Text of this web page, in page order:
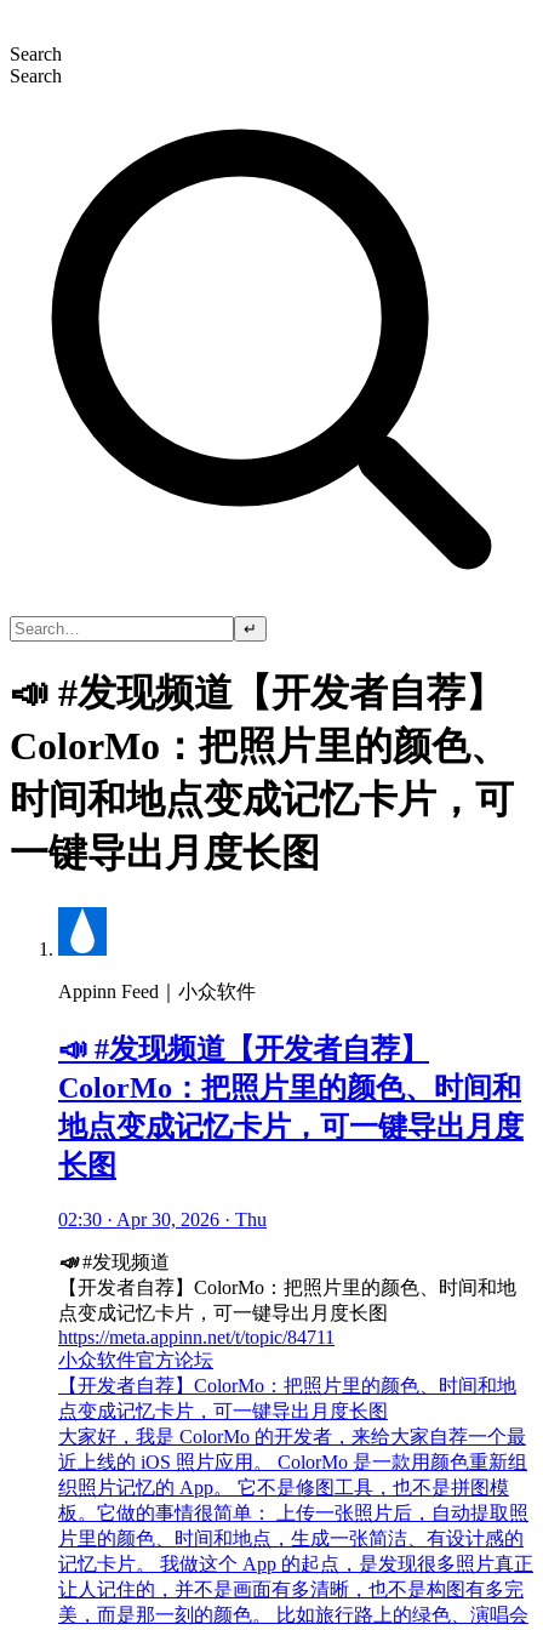
Search
Search
↵
📣 #发现频道【开发者自荐】
ColorMo：把照片里的颜色、
时间和地点变成记忆卡片，可
一键导出月度长图
Appinn Feed｜小众软件
📣 #发现频道【开发者自荐】
ColorMo：把照片里的颜色、时间和
地点变成记忆卡片，可一键导出月度
长图
02:30 · Apr 30, 2026 · Thu
📣#发现频道
【开发者自荐】ColorMo：把照片里的颜色、时间和地
点变成记忆卡片，可一键导出月度长图
https://meta.appinn.net/t/topic/84711
小众软件官方论坛
【开发者自荐】ColorMo：把照片里的颜色、时间和地
点变成记忆卡片，可一键导出月度长图
大家好，我是 ColorMo 的开发者，来给大家自荐一个最
近上线的 iOS 照片应用。 ColorMo 是一款用颜色重新组
织照片记忆的 App。 它不是修图工具，也不是拼图模
板。它做的事情很简单： 上传一张照片后，自动提取照
片里的颜色、时间和地点，生成一张简洁、有设计感的
记忆卡片。 我做这个 App 的起点，是发现很多照片真正
让人记住的，并不是画面有多清晰，也不是构图有多完
美，而是那一刻的颜色。 比如旅行路上的绿色、演唱会